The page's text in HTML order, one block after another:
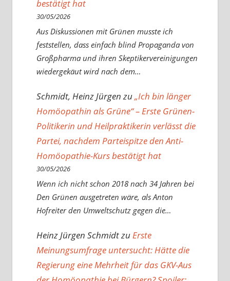
bestätigt hat
30/05/2026
Aus Diskussionen mit Grünen musste ich
feststellen, dass einfach blind Propaganda von
Großpharma und ihren Skeptikervereinigungen
wiedergekäut wird nach dem…
Schmidt, Heinz Jürgenzu„Ich bin länger
Homöopathin als Grüne“ – Erste Grünen-
Politikerin und Heilpraktikerin verlässt die
Partei, nachdem Parteispitze den Anti-
Homöopathie-Kurs bestätigt hat
30/05/2026
Wenn ich nicht schon 2018 nach 34 Jahren bei
Den Grünen ausgetreten wäre, als Anton
Hofreiter den Umweltschutz gegen die…
Heinz Jürgen SchmidtzuErste
Meinungsumfrage untersucht: Hätte die
Regierung eine Mehrheit für das GKV-Aus